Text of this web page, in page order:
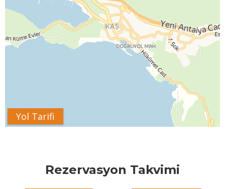
Yol Tarifi
Rezervasyon Takvimi